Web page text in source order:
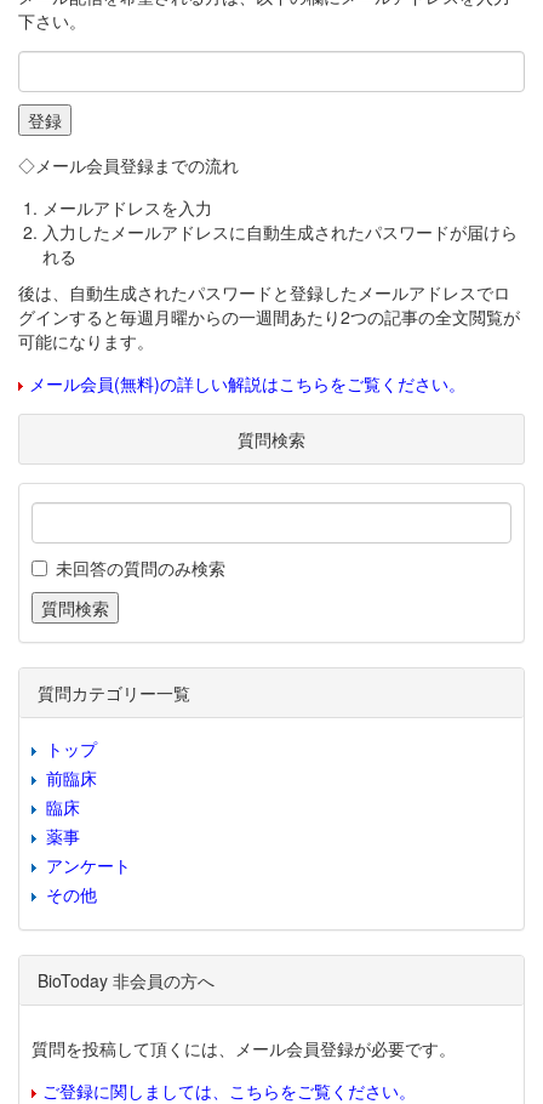
下さい。
◇メール会員登録までの流れ
メールアドレスを入力
入力したメールアドレスに自動生成されたパスワードが届けら
れる
後は、自動生成されたパスワードと登録したメールアドレスでロ
グインすると毎週月曜からの一週間あたり2つの記事の全文閲覧が
可能になります。
メール会員(無料)の詳しい解説はこちらをご覧ください。
質問検索
未回答の質問のみ検索
質問カテゴリー一覧
トップ
前臨床
臨床
薬事
アンケート
その他
BioToday 非会員の方へ
質問を投稿して頂くには、メール会員登録が必要です。
ご登録に関しましては、こちらをご覧ください。